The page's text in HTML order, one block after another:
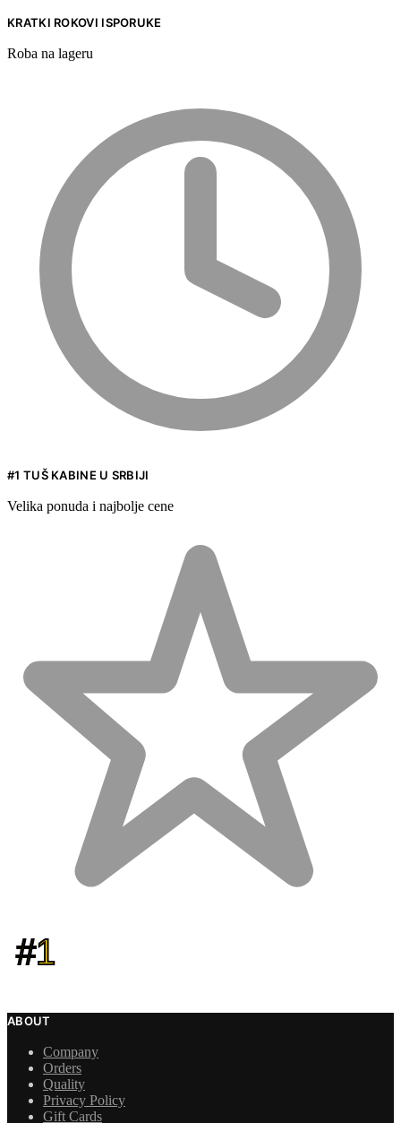
KRATKI ROKOVI ISPORUKE
Roba na lageru
#1 TUŠ KABINE U SRBIJI
Velika ponuda i najbolje cene
#1
ABOUT
Company
Orders
Quality
Privacy Policy
Gift Cards